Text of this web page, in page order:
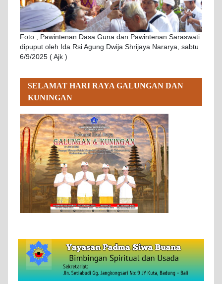
Foto ; Pawintenan Dasa Guna dan Pawintenan Saraswati
dipuput oleh Ida Rsi Agung Dwija Shrijaya Nararya, sabtu
6/9/2025 ( Ajk )
SELAMAT HARI RAYA GALUNGAN DAN
KUNINGAN